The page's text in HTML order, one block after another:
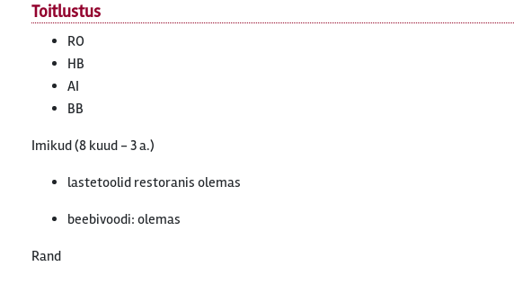
Toitlustus
RO
HB
AI
BB
Imikud (8 kuud - 3 a.)
lastetoolid restoranis olemas
beebivoodi: olemas
Rand